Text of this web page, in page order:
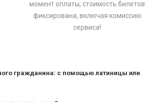
момент оплаты, стоимость билетов
фиксирована, включая комиссию
сервиса!
гражданина: с помощью латиницы или